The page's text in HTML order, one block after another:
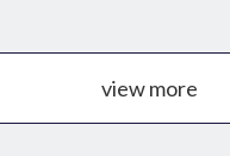
view more